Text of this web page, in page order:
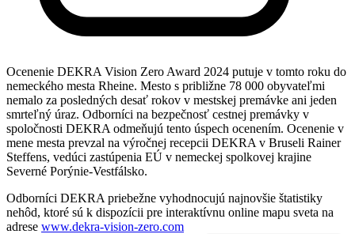
Ocenenie DEKRA Vision Zero Award 2024 putuje v tomto roku do
nemeckého mesta Rheine. Mesto s približne 78 000 obyvateľmi
nemalo za posledných desať rokov v mestskej premávke ani jeden
smrteľný úraz. Odborníci na bezpečnosť cestnej premávky v
spoločnosti DEKRA odmeňujú tento úspech ocenením. Ocenenie v
mene mesta prevzal na výročnej recepcii DEKRA v Bruseli Rainer
Steffens, vedúci zastúpenia EÚ v nemeckej spolkovej krajine
Severné Porýnie-Vestfálsko.
Odborníci DEKRA priebežne vyhodnocujú najnovšie štatistiky
nehôd, ktoré sú k dispozícii pre interaktívnu online mapu sveta na
adrese www.dekra-vision-zero.com